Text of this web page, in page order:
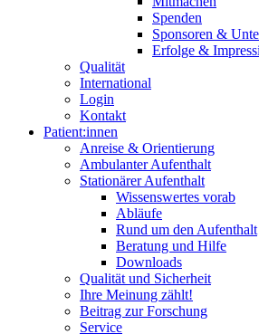
Spenden
Sponsoren &
Erfolge &
Qualität
International
Login
Kontakt
Patient:innen
Anreise & Orientierung
Ambulanter Aufenthalt
Stationärer Aufenthalt
Wissenswertes vorab
Abläufe
Rund um den Aufenthalt
Beratung und Hilfe
Downloads
Qualität und Sicherheit
Ihre Meinung zählt!
Beitrag zur Forschung
Service